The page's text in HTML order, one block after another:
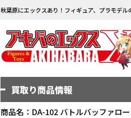
秋葉原にエックスあり！フィギュア、プラモデル
買取り商品情報
商品名：DA-102 バトルバッファロ